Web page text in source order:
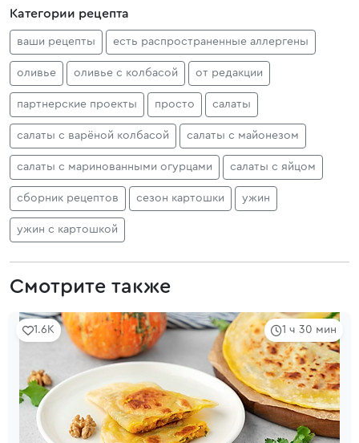
Категории рецепта
ваши рецепты есть распространенные аллергены
оливье оливье с колбасой от редакции
партнерские проекты просто салаты
салаты с варёной колбасой салаты с майонезом
салаты с маринованными огурцами салаты с яйцом
сборник рецептов сезон картошки ужин
ужин с картошкой
Смотрите также
1 ч 30 мин
1.6K